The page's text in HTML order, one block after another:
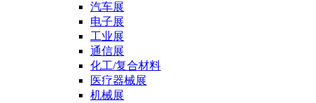
汽车展
电子展
工业展
通信展
化工/复合材料
医疗器械展
机械展